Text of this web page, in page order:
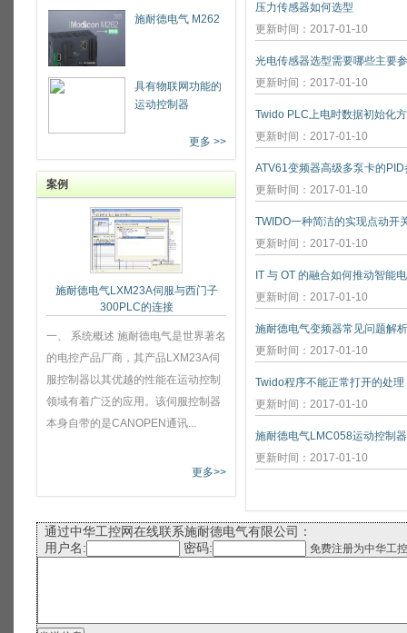
施耐德电气 M262
具有物联网功能的
运动控制器
更多 >>
案例
施耐德电气LXM23A伺服与西门子
300PLC的连接
一、 系统概述 施耐德电气是世界著名
的电控产品厂商，其产品LXM23A伺
服控制器以其优越的性能在运动控制
领域有着广泛的应用。该伺服控制器
本身自带的是CANOPEN通讯...
更多>>
压力传感器如何选型
更新时间：2017-01-10
光电传感器选型需要哪些主要
更新时间：2017-01-10
Twido PLC上电时数据初始化
更新时间：2017-01-10
ATV61变频器高级多泵卡的
更新时间：2017-01-10
TWIDO一种简洁的实现点动开
更新时间：2017-01-10
IT 与 OT 的融合如何推动智能
更新时间：2017-01-10
施耐德电气变频器常见问题解析
更新时间：2017-01-10
Twido程序不能正常打开的处理
更新时间：2017-01-10
施耐德电气LMC058运动控制
更新时间：2017-01-10
通过中华工控网在线联系施耐德电气有限公司：
用户名:
密码: 免费注册为中华工